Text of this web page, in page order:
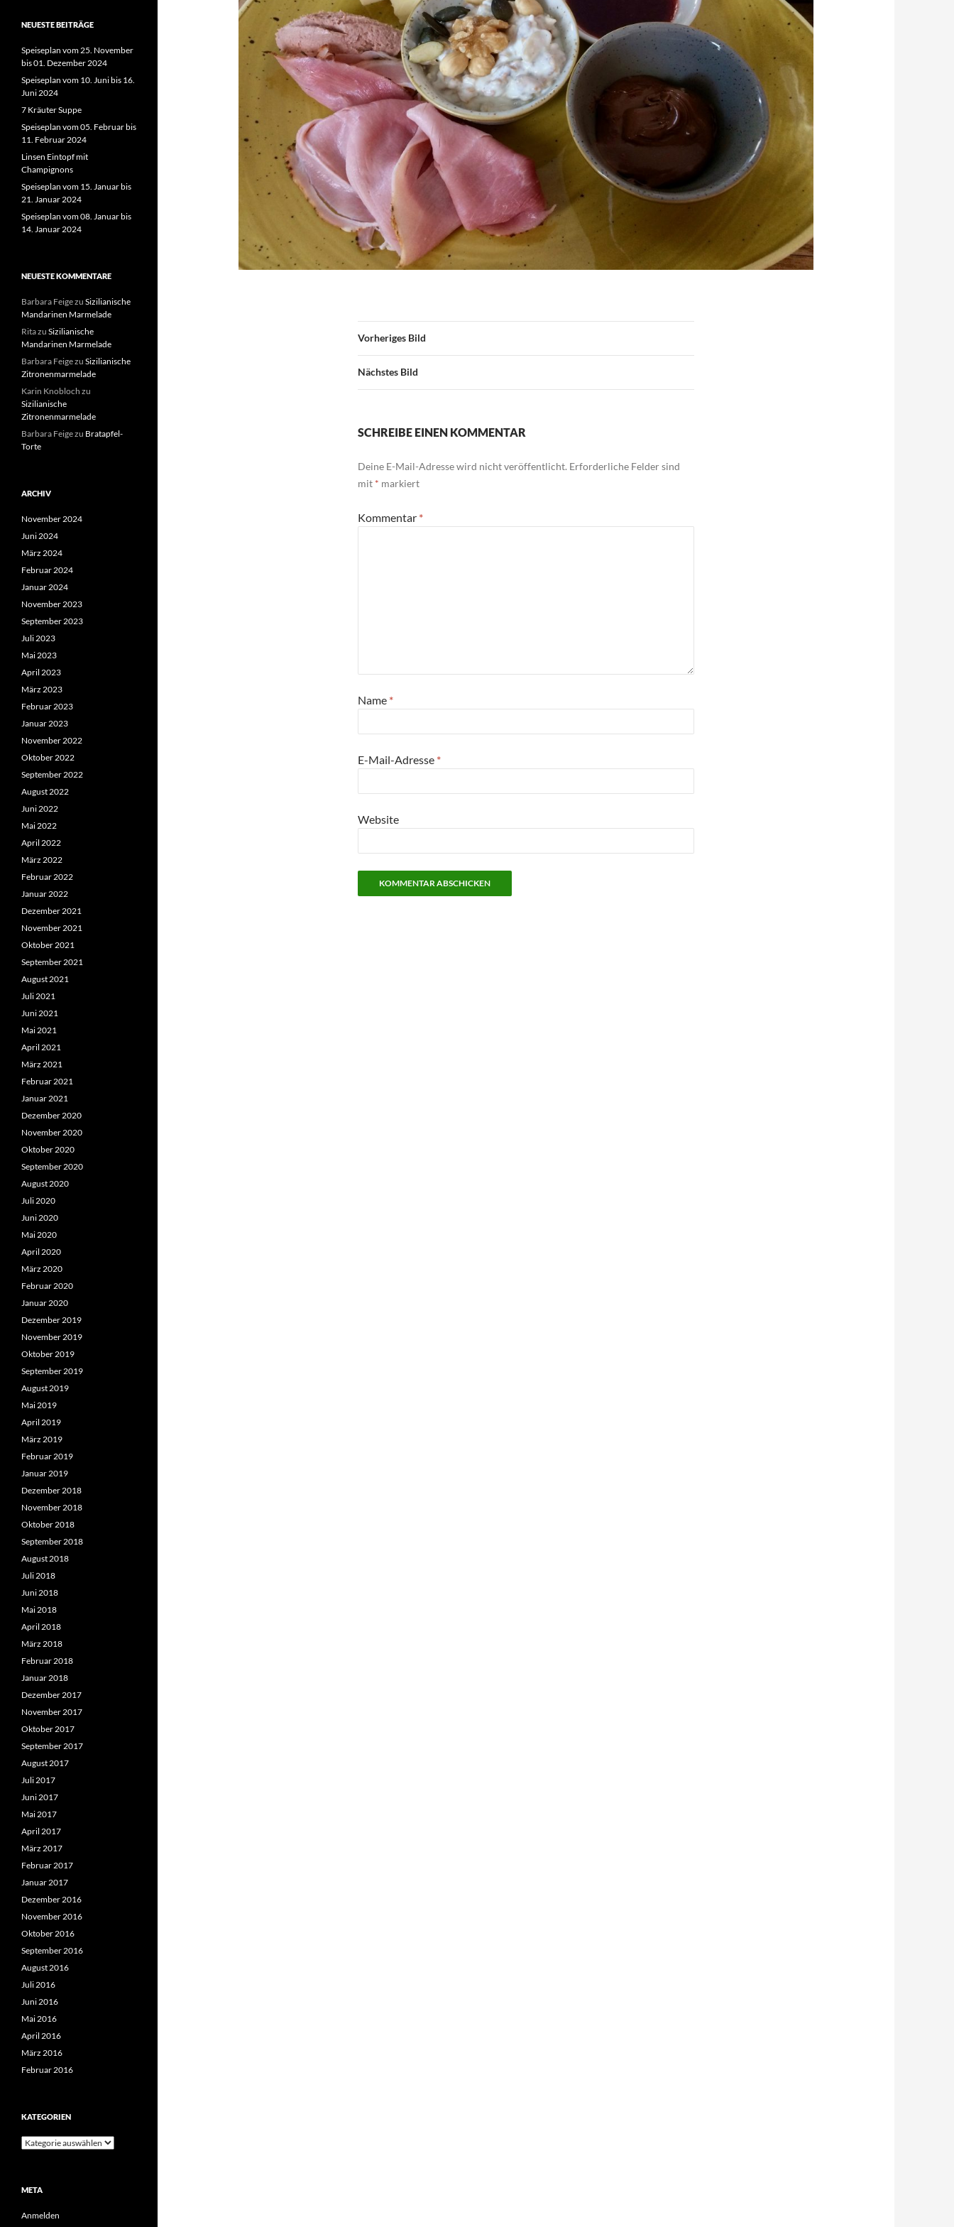
Vorheriges Bild
Nächstes Bild
SCHREIBE EINEN KOMMENTAR
Deine E-Mail-Adresse wird nicht veröffentlicht. Erforderliche Felder sind
mit * markiert
Kommentar *
Name *
E-Mail-Adresse *
Website
NEUESTE BEITRÄGE
Speiseplan vom 25. November
bis 01. Dezember 2024
Speiseplan vom 10. Juni bis 16.
Juni 2024
7 Kräuter Suppe
Speiseplan vom 05. Februar bis
11. Februar 2024
Linsen Eintopf mit
Champignons
Speiseplan vom 15. Januar bis
21. Januar 2024
Speiseplan vom 08. Januar bis
14. Januar 2024
NEUESTE KOMMENTARE
Barbara Feigezu Sizilianische
Mandarinen Marmelade
Ritazu Sizilianische
Mandarinen Marmelade
Barbara Feigezu Sizilianische
Zitronenmarmelade
Karin Knobloch zu
Sizilianische
Zitronenmarmelade
Barbara Feigezu Bratapfel-
Torte
ARCHIV
November 2024
Juni 2024
März 2024
Februar 2024
Januar 2024
November 2023
September 2023
Juli 2023
Mai 2023
April 2023
März 2023
Februar 2023
Januar 2023
November 2022
Oktober 2022
September 2022
August 2022
Juni 2022
Mai 2022
April 2022
März 2022
Februar 2022
Januar 2022
Dezember 2021
November 2021
Oktober 2021
September 2021
August 2021
Juli 2021
Juni 2021
Mai 2021
April 2021
März 2021
Februar 2021
Januar 2021
Dezember 2020
November 2020
Oktober 2020
September 2020
August 2020
Juli 2020
Juni 2020
Mai 2020
April 2020
März 2020
Februar 2020
Januar 2020
Dezember 2019
November 2019
Oktober 2019
September 2019
August 2019
Mai 2019
April 2019
März 2019
Februar 2019
Januar 2019
Dezember 2018
November 2018
Oktober 2018
September 2018
August 2018
Juli 2018
Juni 2018
Mai 2018
April 2018
März 2018
Februar 2018
Januar 2018
Dezember 2017
November 2017
Oktober 2017
September 2017
August 2017
Juli 2017
Juni 2017
Mai 2017
April 2017
März 2017
Februar 2017
Januar 2017
Dezember 2016
November 2016
Oktober 2016
September 2016
August 2016
Juli 2016
Juni 2016
Mai 2016
April 2016
März 2016
Februar 2016
KATEGORIEN
Kategorien
META
Anmelden